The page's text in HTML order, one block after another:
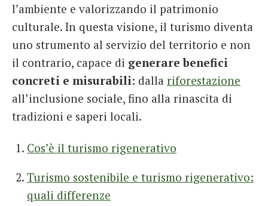
l’ambiente e valorizzando il patrimonio
culturale. In questa visione, il turismo diventa
uno strumento al servizio del territorio e non
il contrario, capace di generare benefici
concreti e misurabili: dalla riforestazione
all’inclusione sociale, fino alla rinascita di
tradizioni e saperi locali.
Cos’è il turismo rigenerativo
Turismo sostenibile e turismo rigenerativo:
quali differenze